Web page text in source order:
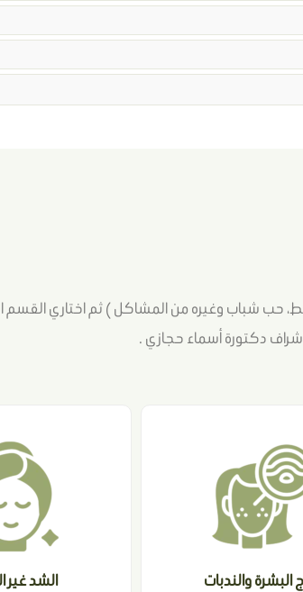
حب شباب وغيره من المشاكل ) ثم اختاري القسم
البشرة والندبات الشد غير